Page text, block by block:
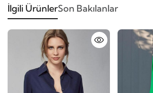
İlgili ÜrünlerSon Bakılanlar